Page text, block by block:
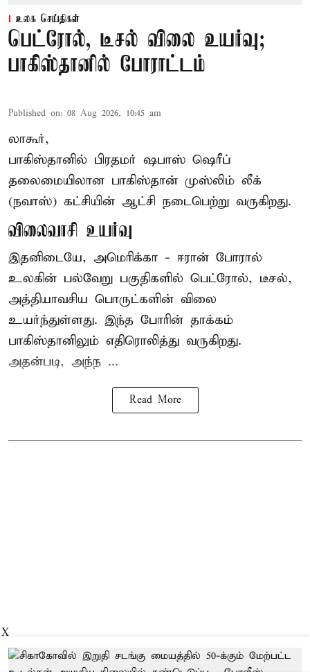
உலக செய்திகள்
பெட்ரோல், டீசல் விலை உயர்வு;
பாகிஸ்தானில் போராட்டம்
Published on: 08 Aug 2026, 10:45 am
லாகூர்,
பாகிஸ்தானில் பிரதமர் ஷபாஸ் ஷெரீப்
தலைமையிலான பாகிஸ்தான் முஸ்லிம் லீக்
(நவாஸ்) கட்சியின் ஆட்சி நடைபெற்று வருகிறது.
விலைவாசி உயர்வு
இதனிடையே, அமெரிக்கா - ஈரான் போரால்
உலகின் பல்வேறு பகுதிகளில் பெட்ரோல், டீசல்,
அத்தியாவசிய பொருட்களின் விலை
உயர்ந்துள்ளது. இந்த போரின் தாக்கம்
பாகிஸ்தானிலும் எதிரொலித்து வருகிறது.
அதன்படி, அந்ந ...
Read More
X